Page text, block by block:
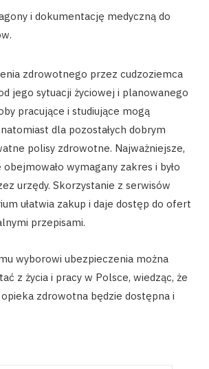
i dokumentację medyczną do
zdrowotnego przez cudzoziemca
jego sytuacji życiowej i planowanego
pracujące i studiujące mogą
dla pozostałych dobrym
polisy zdrowotne. Najważniejsze,
wymagany zakres i było
urzędy. Skorzystanie z serwisów
ułatwia zakup i daje dostęp do ofert
przepisami.
wyborowi ubezpieczenia można
z życia i pracy w Polsce, wiedząc, że
zdrowotna będzie dostępna i